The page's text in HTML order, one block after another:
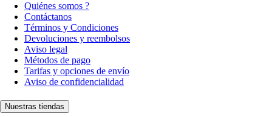
Quiénes somos ?
Contáctanos
Términos y Condiciones
Devoluciones y reembolsos
Aviso legal
Métodos de pago
Tarifas y opciones de envío
Aviso de confidencialidad
Nuestras tiendas